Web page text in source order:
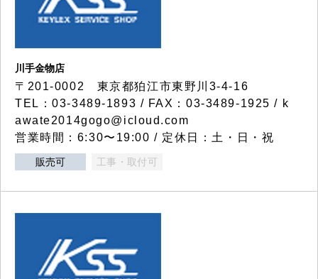
川手金物店
〒201-0002 東京都狛江市東野川3-4-16
TEL：03-3489-1893 / FAX：03-3489-1925 / k
awate2014gogo@icloud.com
営業時間：6:30〜19:00 / 定休日：土・日・祝
販売可 工事・取付可